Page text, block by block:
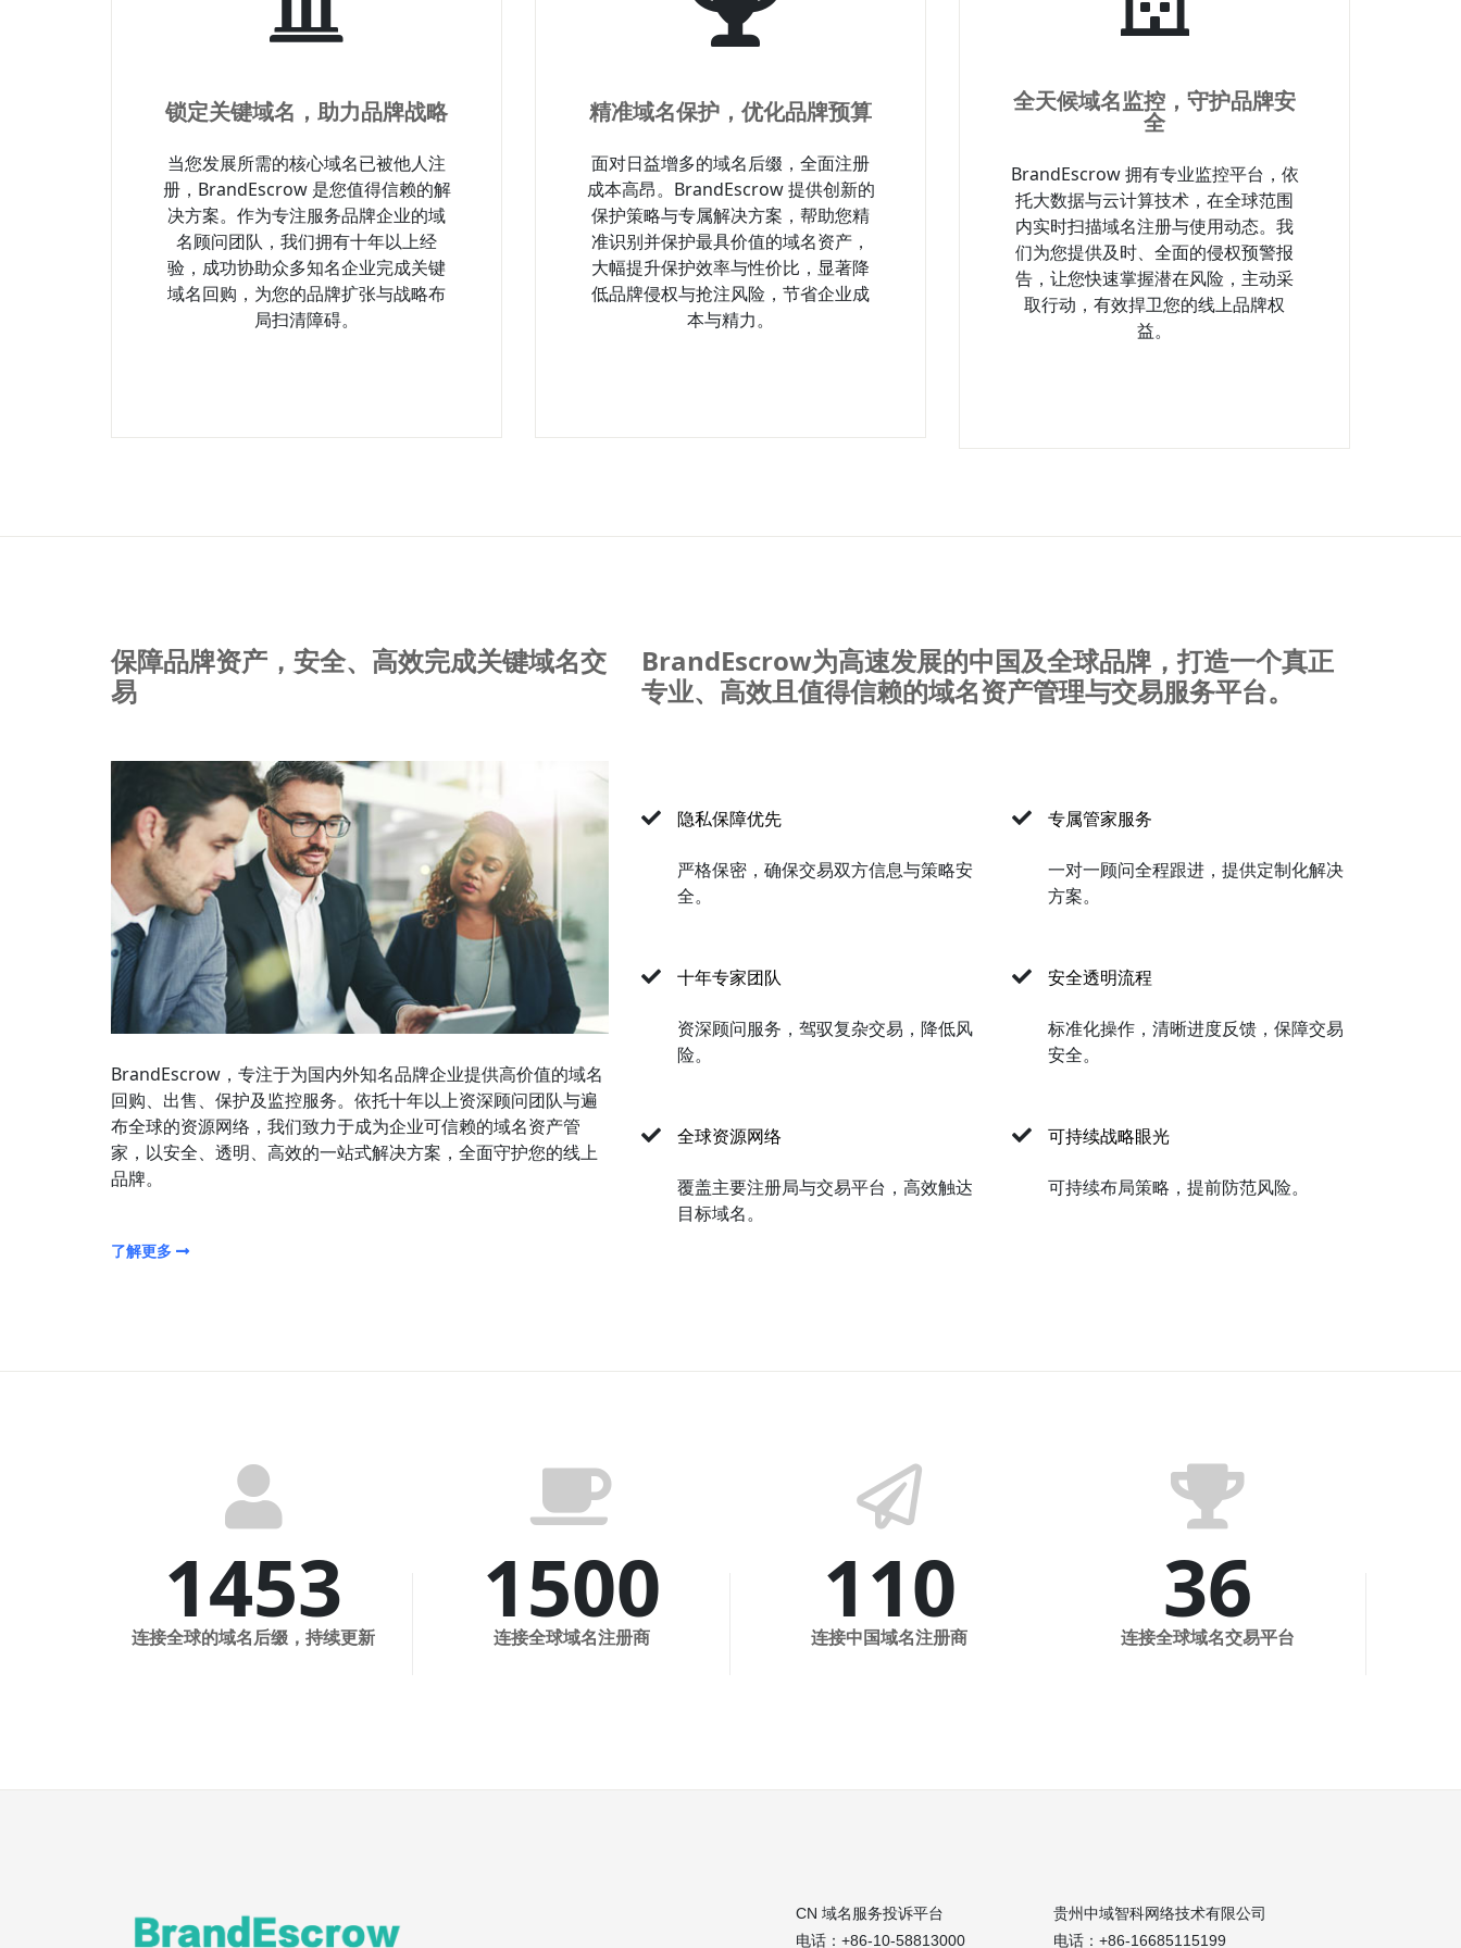
锁定关键域名，助力品牌战略
当您发展所需的核心域名已被他人注
册，BrandEscrow 是您值得信赖的解
决方案。作为专注服务品牌企业的域
名顾问团队，我们拥有十年以上经
验，成功协助众多知名企业完成关键
域名回购，为您的品牌扩张与战略布
局扫清障碍。
精准域名保护，优化品牌预算
面对日益增多的域名后缀，全面注册
成本高昂。BrandEscrow 提供创新的
保护策略与专属解决方案，帮助您精
准识别并保护最具价值的域名资产，
大幅提升保护效率与性价比，显著降
低品牌侵权与抢注风险，节省企业成
本与精力。
全天候域名监控，守护品牌安
全
BrandEscrow 拥有专业监控平台，依
托大数据与云计算技术，在全球范围
内实时扫描域名注册与使用动态。我
们为您提供及时、全面的侵权预警报
告，让您快速掌握潜在风险，主动采
取行动，有效捍卫您的线上品牌权
益。
保障品牌资产，安全、高效完成关键域名交
易
BrandEscrow，专注于为国内外知名品牌企业提供高价值的域名
回购、出售、保护及监控服务。依托十年以上资深顾问团队与遍
布全球的资源网络，我们致力于成为企业可信赖的域名资产管
家，以安全、透明、高效的一站式解决方案，全面守护您的线上
品牌。
了解更多
BrandEscrow为高速发展的中国及全球品牌，打造一个真正
专业、高效且值得信赖的域名资产管理与交易服务平台。
隐私保障优先
严格保密，确保交易双方信息与策略安
全。
十年专家团队
资深顾问服务，驾驭复杂交易，降低风
险。
全球资源网络
覆盖主要注册局与交易平台，高效触达
目标域名。
专属管家服务
一对一顾问全程跟进，提供定制化解决
方案。
安全透明流程
标准化操作，清晰进度反馈，保障交易
安全。
可持续战略眼光
可持续布局策略，提前防范风险。
user
1453
连接全球的域名后缀，持续更新 1500
连接全球域名注册商
fa
plane-
o
110
连接中国域名注册商
fa
36
连接全球域名交易平台
CN 域名服务投诉平台
电话：+86-10-58813000
贵州中域智科网络技术有限公司
电话：+86-16685115199